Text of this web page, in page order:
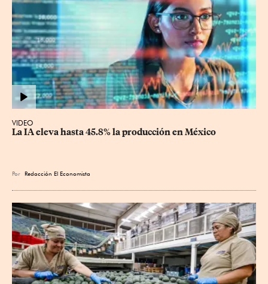
VIDEO
La IA eleva hasta 45.8% la producción en México
Por Redacción El Economista